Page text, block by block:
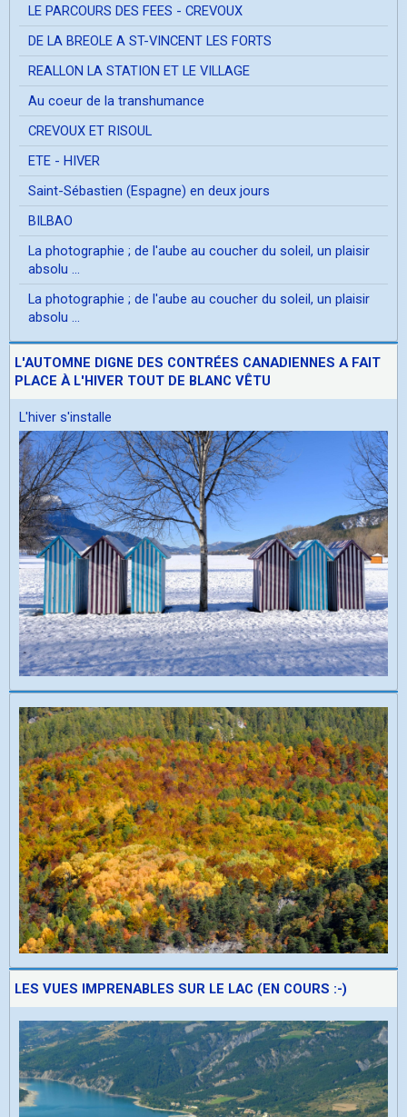
LE PARCOURS DES FEES - CREVOUX
DE LA BREOLE A ST-VINCENT LES FORTS
REALLON LA STATION ET LE VILLAGE
Au coeur de la transhumance
CREVOUX ET RISOUL
ETE - HIVER
Saint-Sébastien (Espagne) en deux jours
BILBAO
La photographie ; de l'aube au coucher du soleil, un plaisir
absolu ...
La photographie ; de l'aube au coucher du soleil, un plaisir
absolu ...
L'AUTOMNE DIGNE DES CONTRÉES CANADIENNES A FAIT
PLACE À L'HIVER TOUT DE BLANC VÊTU
L'hiver s'installe
LES VUES IMPRENABLES SUR LE LAC (EN COURS :-)